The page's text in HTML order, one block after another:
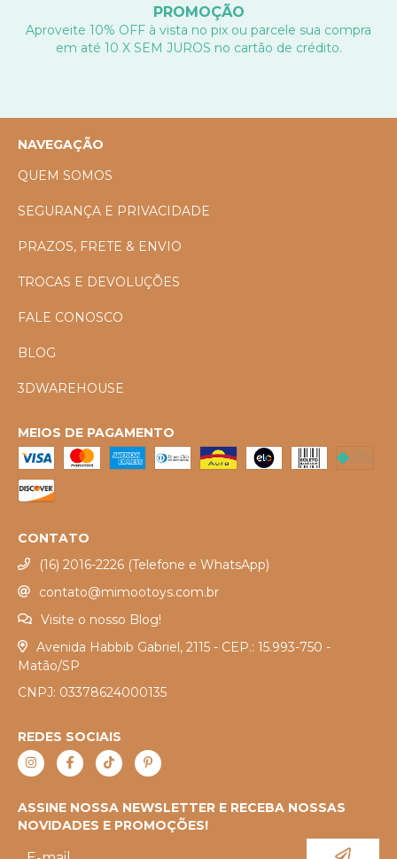
PROMOÇÃO
Aproveite 10% OFF à vista no pix ou parcele sua compra
em até 10 X SEM JUROS no cartão de crédito.
NAVEGAÇÃO
QUEM SOMOS
SEGURANÇA E PRIVACIDADE
PRAZOS, FRETE & ENVIO
TROCAS E DEVOLUÇÕES
FALE CONOSCO
BLOG
3DWAREHOUSE
MEIOS DE PAGAMENTO
CONTATO
(16) 2016-2226 (Telefone e WhatsApp)
contato@mimootoys.com.br
Visite o nosso Blog!
Avenida Habbib Gabriel, 2115 - CEP.: 15.993-750 -
Matão/SP
CNPJ: 03378624000135
REDES SOCIAIS
ASSINE NOSSA NEWSLETTER E RECEBA NOSSAS
NOVIDADES E PROMOÇÕES!